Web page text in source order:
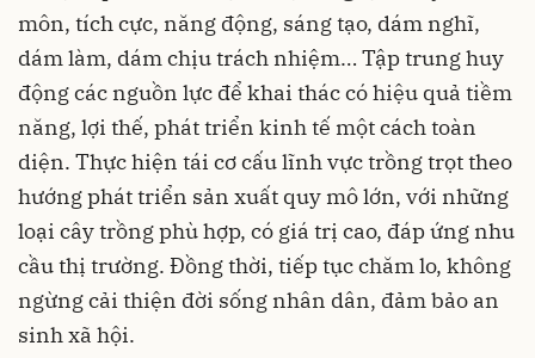
môn, tích cực, năng động, sáng tạo, dám nghĩ,
dám làm, dám chịu trách nhiệm… Tập trung huy
động các nguồn lực để khai thác có hiệu quả tiềm
năng, lợi thế, phát triển kinh tế một cách toàn
diện. Thực hiện tái cơ cấu lĩnh vực trồng trọt theo
hướng phát triển sản xuất quy mô lớn, với những
loại cây trồng phù hợp, có giá trị cao, đáp ứng nhu
cầu thị trường. Đồng thời, tiếp tục chăm lo, không
ngừng cải thiện đời sống nhân dân, đảm bảo an
sinh xã hội.